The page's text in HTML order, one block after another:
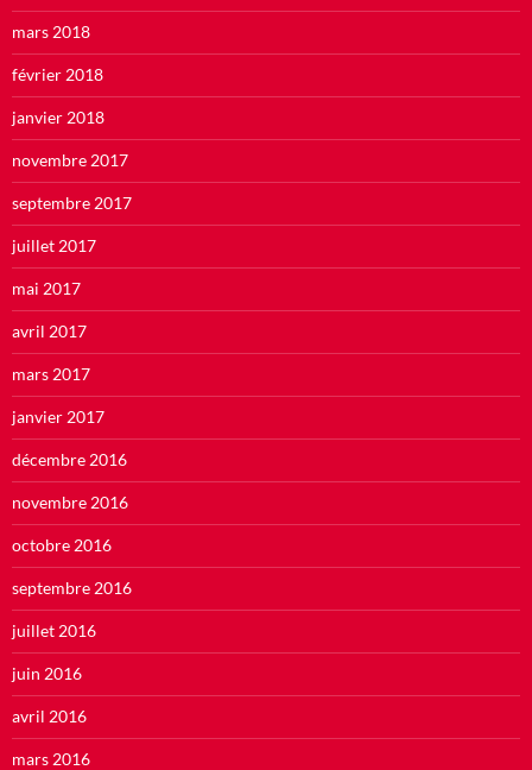
mars 2018
février 2018
janvier 2018
novembre 2017
septembre 2017
juillet 2017
mai 2017
avril 2017
mars 2017
janvier 2017
décembre 2016
novembre 2016
octobre 2016
septembre 2016
juillet 2016
juin 2016
avril 2016
mars 2016